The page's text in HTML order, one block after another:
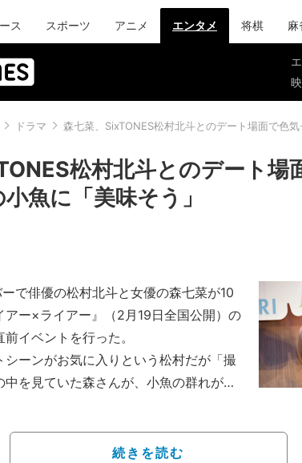
ス スポーツ アニメ エンタメ 将棋 麻
ドラマ 森七菜、SixTONES松村北斗とのデート場面で色
松村北斗とのデート場
魚に「美味そう」
で俳優の松村北斗と女優の森七菜が10
アー×ライアー』（2月19日全国公開）の
イベントを行った。
ーンがお気に入りという松村だが「撮
を見ていた森さんが、小魚の群れが通
と色気ゼロ発言に苦笑い。それに当の森
続きを読む